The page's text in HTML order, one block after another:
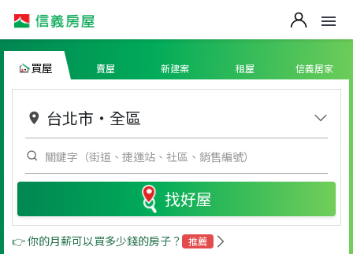
買屋 賣屋 新建案 租屋 信義居家
台北市 ・ 全區
找好屋
👉 你的月薪可以買多少錢的房子？ 推薦